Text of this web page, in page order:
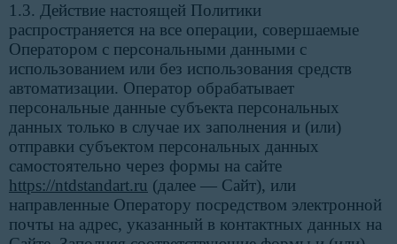
1.3. Действие настоящей Политики
распространяется на все операции, совершаемые
Оператором с персональными данными с
использованием или без использования средств
автоматизации. Оператор обрабатывает
персональные данные субъекта персональных
данных только в случае их заполнения и (или)
отправки субъектом персональных данных
самостоятельно через формы на сайте
https://ntdstandart.ru (далее — Сайт), или
направленные Оператору посредством электронной
почты на адрес, указанный в контактных данных на